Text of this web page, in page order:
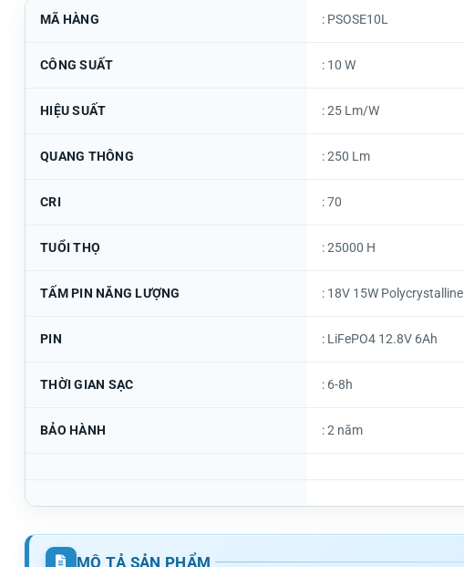
MÃ HÀNG : PSOSE10L
CÔNG SUẤT : 10 W
HIỆU SUẤT : 25 Lm/W
QUANG THÔNG : 250 Lm
CRI : 70
TUỔI THỌ : 25000 H
TẤM PIN NĂNG LƯỢNG : 18V 15W Polycrystalline
PIN : LiFePO4 12.8V 6Ah
THỜI GIAN SẠC : 6-8h
BẢO HÀNH : 2 năm
MÔ TẢ SẢN PHẨM